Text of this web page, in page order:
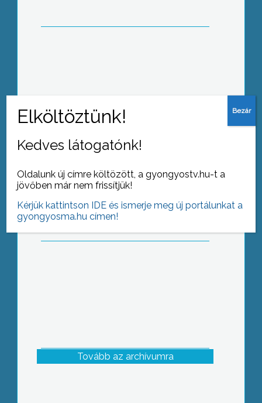
A Jobbik azt javasolja, hogy ne a
parlament, hanem a lakosság válassza
meg Magyarország államfőjét
Tovább az archívumra
Kedves látogatónk!
Oldalunk új címre költözött, a gyongyostv.hu-t a
jövőben már nem frissítjük!
Kérjük kattintson IDE és ismerje meg új portálunkat a
gyongyosma.hu címen!